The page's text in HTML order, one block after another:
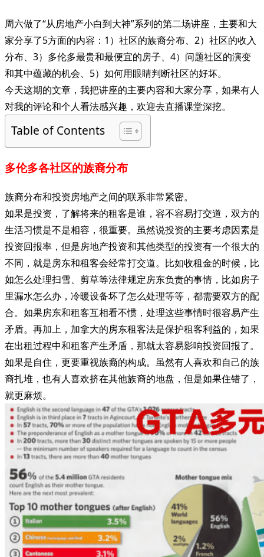
周六做了“从房地产小白到大神”系列的第二场讲座，主要和大
家分享了5方面的内容：1）社区的族裔分布、2）社区的收入
分布、3）多伦多最贵和最便宜的房子、4）问题社区的演变
和其中蕴藏的机会、5）如何用眼睛判断社区的好坏。
今天这期的文章，我把讲座的主要内容和大家分享，如果有人
对我的评论和个人看法感兴趣，欢迎去直播课堂深挖。
Table of Contents
多伦多各社区的族裔分布
族裔分布和投资房地产之间的联系非常紧密。
如果是投资，了解将来的租客是谁，容不容易打交道，双方的
生活习惯是不是相容，很重要。虽然说投资的主要考虑因素是
投资回报率，但是房地产投资和其他类型的投资有一个很大的
不同，就是房东和租客会经常打交道。比如收租金的时候，比
如怎么处理扫雪、剪草等法律规定房东负责的事情，比如房子
里漏水怎么办，冷暖设备坏了怎么处理等等，都需要双方的配
合。如果房东和租客互相看不惯，处理这些事情时很容易产生
矛盾。再加上，加拿大的房东租客法是保护租客利益的，如果
在出租过程中和租客产生矛盾，那就太容易影响投资回报了。
如果是自住，更要重视族裔的构成。虽然有人喜欢和自己的族
裔扎堆，也有人喜欢挤在其他族裔的地盘，但是如果住错了，
就更麻烦。